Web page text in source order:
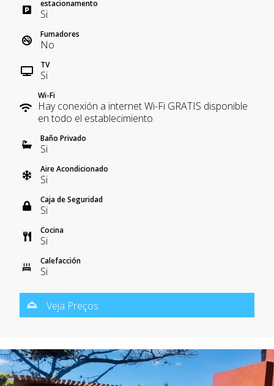
estacionamento
Si
Fumadores
No
TV
Si
Wi-Fi
Hay conexión a internet Wi-Fi GRATIS disponible
en todo el establecimiento.
Baño Privado
Si
Aire Acondicionado
Si
Caja de Seguridad
Si
Cocina
Si
Calefacción
Si
Veja Preços